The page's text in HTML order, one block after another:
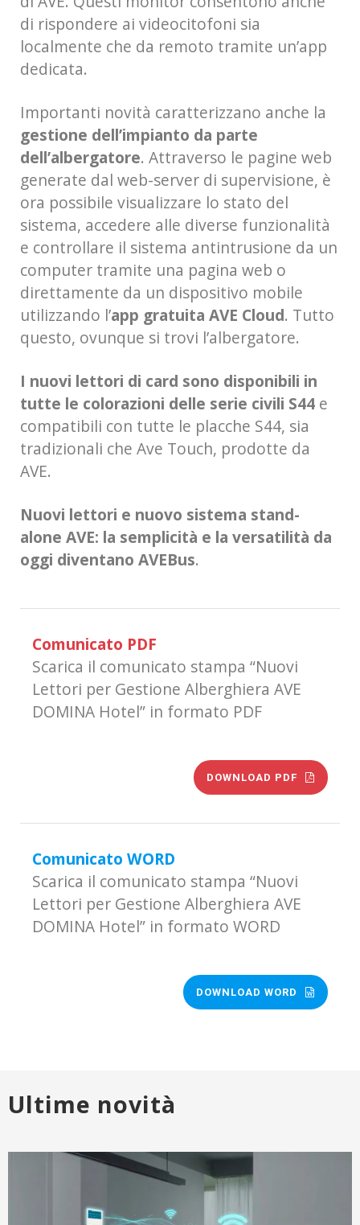
di rispondere ai videocitofoni sia
localmente che da remoto tramite un’app
dedicata.
Importanti novità caratterizzano anche la
gestione dell’impianto da parte
dell’albergatore. Attraverso le pagine web
generate dal web-server di supervisione, è
ora possibile visualizzare lo stato del
sistema, accedere alle diverse funzionalità
e controllare il sistema antintrusione da un
computer tramite una pagina web o
direttamente da un dispositivo mobile
utilizzando l’app gratuita AVE Cloud. Tutto
questo, ovunque si trovi l’albergatore.
I nuovi lettori di card sono disponibili in
tutte le colorazioni delle serie civili S44 e
compatibili con tutte le placche S44, sia
tradizionali che Ave Touch, prodotte da
AVE.
Nuovi lettori e nuovo sistema stand-
alone AVE: la semplicità e la versatilità da
oggi diventano AVEBus.
Comunicato PDF
Scarica il comunicato stampa “Nuovi
Lettori per Gestione Alberghiera AVE
DOMINA Hotel” in formato PDF
DOWNLOAD PDF
Comunicato WORD
Scarica il comunicato stampa “Nuovi
Lettori per Gestione Alberghiera AVE
DOMINA Hotel” in formato WORD
DOWNLOAD WORD
Ultime novità